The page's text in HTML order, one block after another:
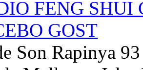
FENG
GOST
Son Rapinya 93